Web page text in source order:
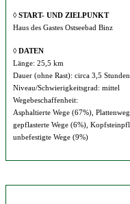
◊ START- UND ZIELPUNKT
Haus des Gastes Ostseebad Binz
◊ DATEN
Länge: 25,5 km
Dauer (ohne Rast): circa 3,5 Stunden
Niveau/Schwierigkeitsgrad: mittel
Wegebeschaffenheit:
Asphaltierte Wege (67%),
gepflasterte Wege (6%),
unbefestigte Wege (9%)